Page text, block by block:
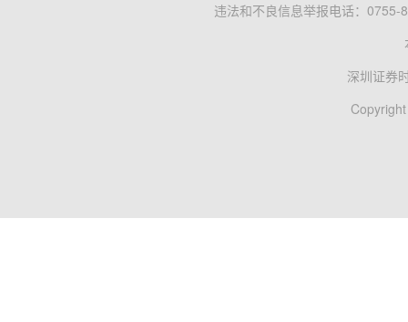
违法和不良信息举报电话：0755-
深圳证券